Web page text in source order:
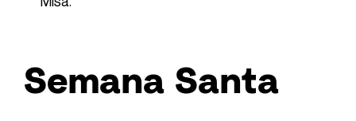
Semana Santa